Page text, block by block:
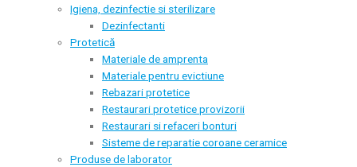
Igiena, dezinfectie si sterilizare
Dezinfectanti
Protetică
Materiale de amprenta
Materiale pentru evictiune
Rebazari protetice
Restaurari protetice provizorii
Restaurari si refaceri bonturi
Sisteme de reparatie coroane ceramice
Produse de laborator